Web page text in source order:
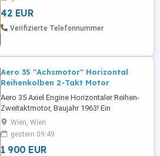
werden wollen. GOETHES WERKE, 8
Bände in 4 Büchern. Verlag Th. Knaur,
Leipzig. SHAKESPEARE SÄMTLICHE
42 EUR
Verifizierte Telefonnummer
Aero 35 "Achsmotor" Horizontal
Reihenkolben 2-Takt Motor
Aero 35 Axiel Engine Horizontaler Reihen-
Zweitaktmotor, Baujahr 1963! Ein
revolutionärer Motor aus Buffalo, New
York! Ein einzigartiger Axiel-Motor von
August Savage und John Piston (Aero
Research & Development). Das wohl
Wien, Wien
gestern 09:49
1 900 EUR